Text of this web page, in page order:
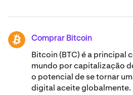
BTC Comprar Bitcoin
Bitcoin (BTC) é a principal
mundo por capitalização
o potencial de se tornar
digital aceite globalmente.